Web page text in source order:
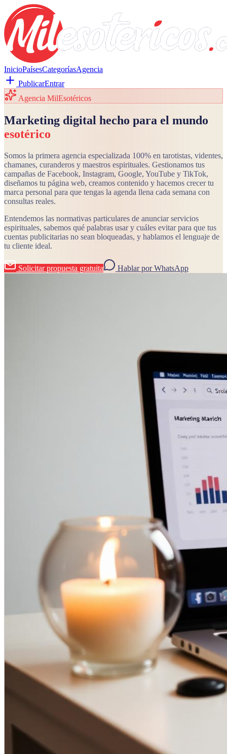
InicioPaísesCategoríasAgencia
PublicarEntrar
Agencia MilEsotéricos
Marketing digital hecho para el mundo
esotérico
Somos la primera agencia especializada 100% en tarotistas, videntes,
chamanes, curanderos y maestros espirituales. Gestionamos tus
campañas de Facebook, Instagram, Google, YouTube y TikTok,
diseñamos tu página web, creamos contenido y hacemos crecer tu
marca personal para que tengas la agenda llena cada semana con
consultas reales.
Entendemos las normativas particulares de anunciar servicios
espirituales, sabemos qué palabras usar y cuáles evitar para que tus
cuentas publicitarias no sean bloqueadas, y hablamos el lenguaje de
tu cliente ideal.
Solicitar propuesta gratuita Hablar por WhatsApp